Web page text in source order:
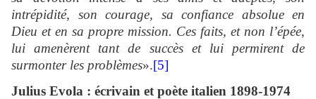
intrépidité, son courage, sa confiance absolue en
Dieu et en sa propre mission. Ces faits, et non l’épée,
lui amenèrent tant de succès et lui permirent de
surmonter les problèmes».[5]
Julius Evola : écrivain et poète italien 1898-1974